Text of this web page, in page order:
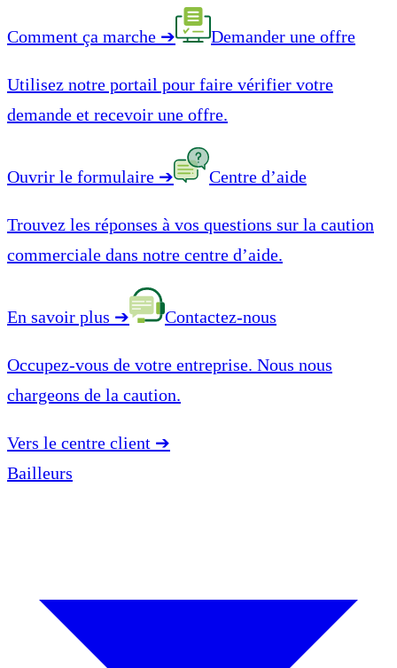
Comment ça marche ➔ Demander une offre
Utilisez notre portail pour faire vérifier votre
demande et recevoir une offre.
Ouvrir le formulaire ➔ Centre d’aide
Trouvez les réponses à vos questions sur la caution
commerciale dans notre centre d’aide.
En savoir plus ➔ Contactez-nous
Occupez-vous de votre entreprise. Nous nous
chargeons de la caution.
Vers le centre client ➔
Bailleurs